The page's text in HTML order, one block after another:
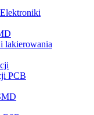
lakierowania
PCB